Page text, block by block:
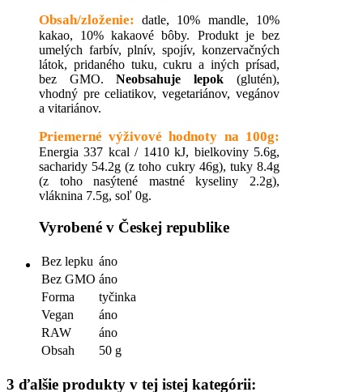
Obsah/zloženie: datle, 10% mandle, 10%
kakao, 10% kakaové bôby. Produkt je bez
umelých farbív, plnív, spojív, konzervačných
látok, pridaného tuku, cukru a iných prísad,
bez GMO.Neobsahuje lepok (glutén),
vhodný pre celiatikov, vegetariánov, vegánov
a vitariánov.
Priemerné výživové hodnoty na 100g:
Energia 337 kcal / 1410 kJ, bielkoviny 5.6g,
sacharidy 54.2g (z toho cukry 46g), tuky 8.4g
(z toho nasýtené mastné kyseliny 2.2g),
vláknina 7.5g, soľ 0g.
Vyrobené v Českej republike
Bez lepku áno
Bez GMO áno
Forma
tyčinka
Vegan
áno
RAW
áno
Obsah
50 g
3 ďalšie produkty v tej istej kategórii: